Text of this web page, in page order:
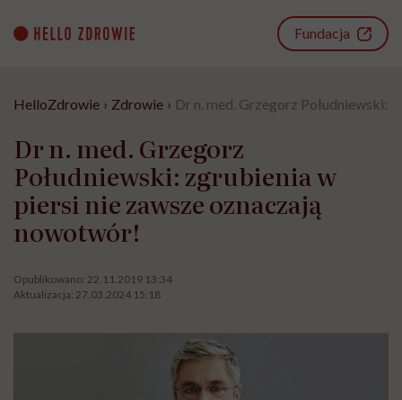
content
Fundacja
HelloZdrowie › Zdrowie › Dr n. med. Grzegorz Południewski:
Dr n. med. Grzegorz
Południewski: zgrubienia w
piersi nie zawsze oznaczają
nowotwór!
Opublikowano: 22.11.2019 13:34
Aktualizacja: 27.03.2024 15:18